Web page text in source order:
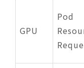
GPU
Pod